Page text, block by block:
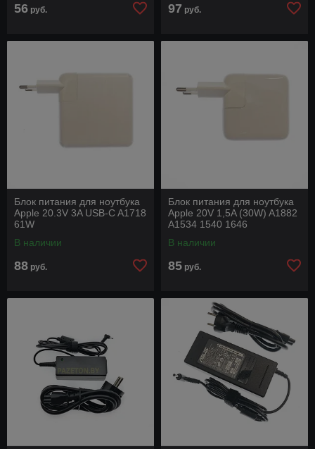
56 руб. 97 руб.
Блок питания для ноутбука
Apple 20.3V 3A USB-C A1718
61W
В наличии
88 руб.
Блок питания для ноутбука
Apple 20V 1,5A (30W) A1882
A1534 1540 1646
В наличии
85 руб.